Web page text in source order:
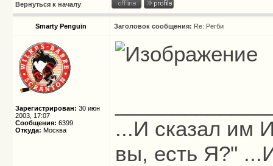
Вернуться к началу
Smarty Penguin Заголовок сообщения: Re: Регби
Зарегистрирован: 30 июн
2003, 17:07
Сообщения: 6399
Откуда: Москва
...И сказал им
вы, есть Я?"